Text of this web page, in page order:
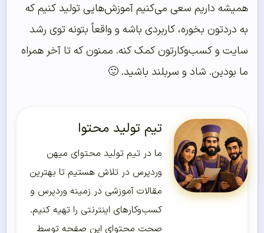
همیشه داریم سعی می‌کنیم آموزش‌هایی تولید کنیم که
به دردتون بخوره، کاربردی باشه و واقعاً بتونه توی رشد
سایت و کسب‌وکارتون کمک کنه. ممنون که تا آخر همراه
ما بودین. شاد و سربلند باشید. 🙂
تیم تولید محتوا
ما در تیم تولید محتوای میهن
وردپرس در تلاش هستیم تا بهترین
مقالات آموزشی در زمینه وردپرس و
کسب‌و‌کارهای اینترنتی را تهیه کنیم.
صحت محتوای این صفحه توسط